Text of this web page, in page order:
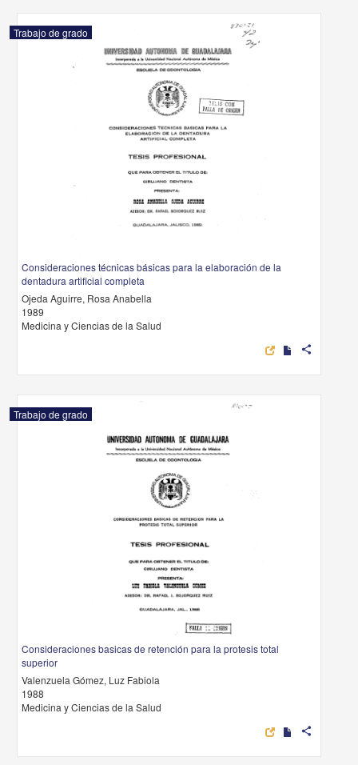
Trabajo de grado
Consideraciones técnicas básicas para la elaboración de la
dentadura artificial completa
Ojeda Aguirre, Rosa Anabella
1989
Medicina y Ciencias de la Salud
share
Trabajo de grado
Consideraciones basicas de retención para la protesis total
superior
Valenzuela Gómez, Luz Fabiola
1988
Medicina y Ciencias de la Salud
share